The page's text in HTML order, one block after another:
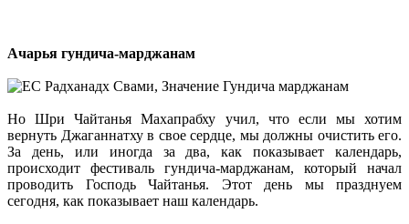
Ачарья гундича-марджанам
Но Шри Чайтанья Махапрабху учил, что если мы хотим
вернуть Джаганнатху в свое сердце, мы должны очистить его.
За день, или иногда за два, как показывает календарь,
происходит фестиваль гундича-марджанам, который начал
проводить Господь Чайтанья. Этот день мы празднуем
сегодня, как показывает наш календарь.